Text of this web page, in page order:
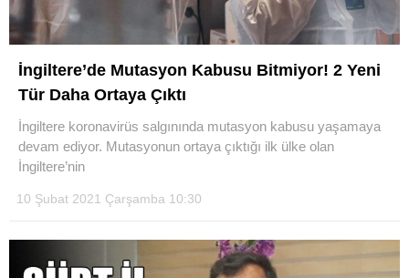
İngiltere’de Mutasyon Kabusu Bitmiyor! 2 Yeni
Tür Daha Ortaya Çıktı
İngiltere koronavirüs salgınında mutasyon kabusu yaşamaya
devam ediyor. Mutasyonun ortaya çıktığı ilk ülke olan
İngiltere’nin
10 Şubat 2021 Çarşamba 10:30